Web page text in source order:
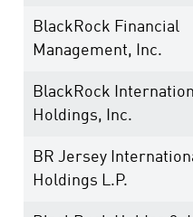
BlackRock Financial
Management, Inc.
BlackRock
Holdings, Inc.
BR Jersey
Holdings L.P.